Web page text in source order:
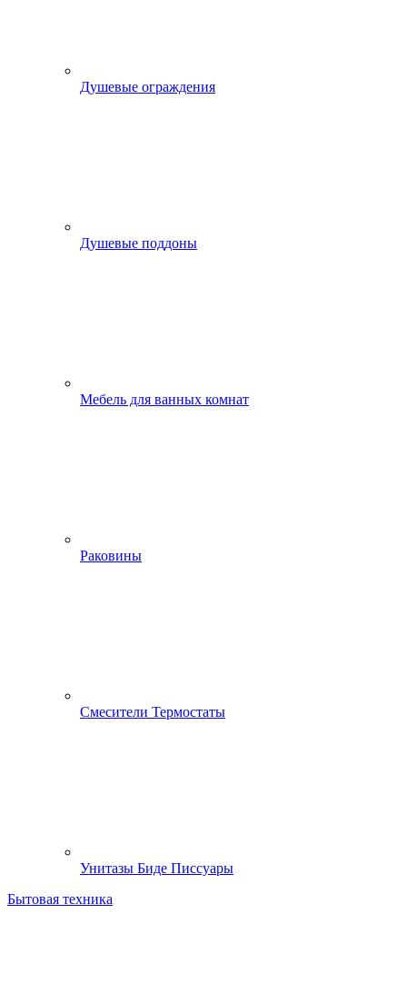
Душевые ограждения
Душевые поддоны
Мебель для ванных комнат
Раковины
Смесители Термостаты
Унитазы Биде Писсуары
Бытовая техника